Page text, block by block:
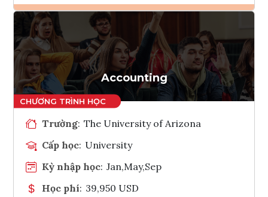
Ghi danh
Tham vấn Interlink
Accounting
Trường: The University of Arizona
Cấp học: University
Kỳ nhập học: Jan,May,Sep
Học phí: 39,950 USD